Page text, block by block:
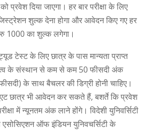
प्रवेश दिया जाएगा। हर बार परीक्षा के लिए
शुल्क देना होगा और आवेदन किए गए हर
रु 1000 का शुल्क लगेगा।
टेस्ट के लिए छात्र के पास मान्यता प्राप्त
महत्व के संस्थान से कम से कम 50 फीसदी अंक
के साथ बैचलर की डिग्री होनी चाहिए।
छात्र भी आवेदन कर सकते हैं, बशर्ते कि प्रवेश
में न्यूनतम अंक लाने होंगे। विदेशी युनिवर्सिटी
ऑफ इंडियन युनिवचर्सिटी के